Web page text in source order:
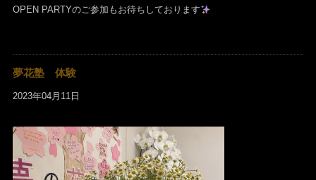
OPEN PARTYのご参加もお待ちしております
夢花塾 体験
2023年04月11日